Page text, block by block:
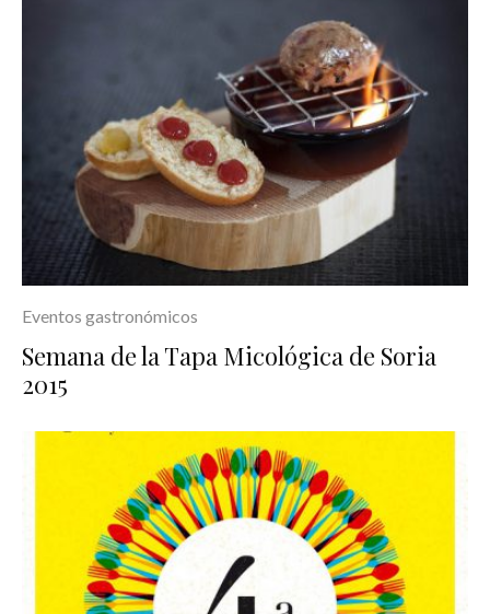
Eventos gastronómicos
Semana de la Tapa Micológica de Soria
2015